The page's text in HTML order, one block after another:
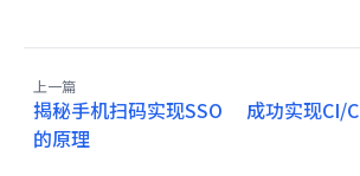
上一篇
揭秘手机扫码实现SSO
的原理
成功实现CI/